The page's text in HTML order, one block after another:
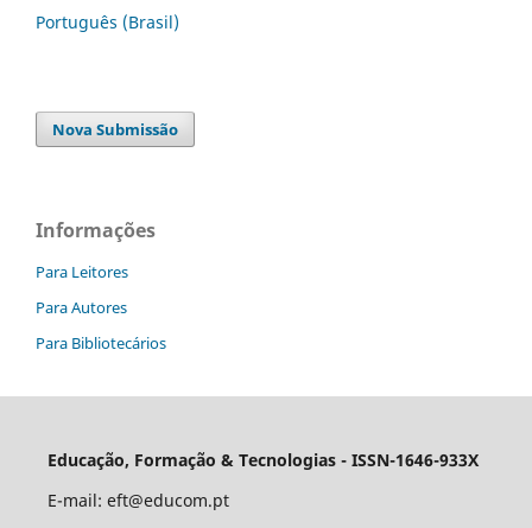
Português (Brasil)
Nova Submissão
Informações
Para Leitores
Para Autores
Para Bibliotecários
Educação, Formação & Tecnologias - ISSN-1646-933X
E-mail: eft@educom.pt